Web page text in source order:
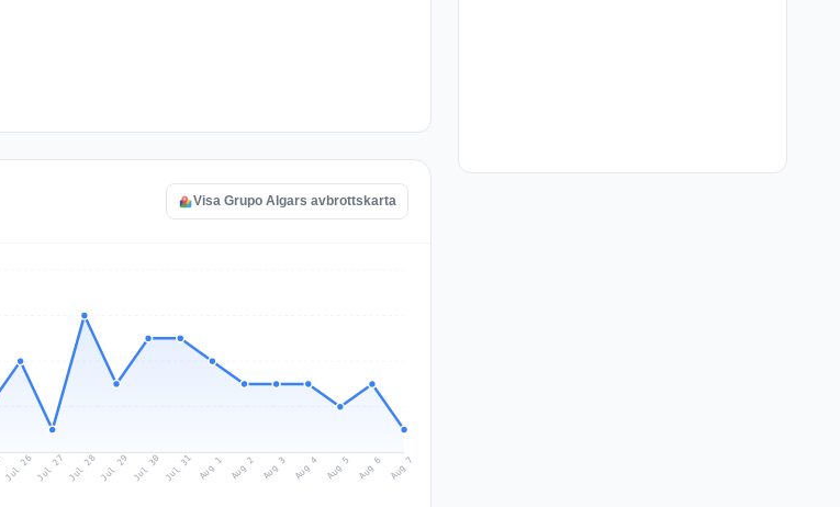
Visa Grupo Algars avbrottskarta
Jul 26Jul 27 Jul 28Jul 29 Jul 30 Jul 31 Aug 1 Aug 2 Aug 3 Aug 4 Aug 5 Aug 6 Aug 7